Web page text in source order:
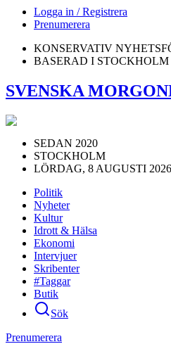
Logga in / Registrera
Prenumerera
KONSERVATIV
BASERAD I STOCKHOLM
SVENSKA
SEDAN 2020
STOCKHOLM
LÖRDAG, 8 AUGUSTI
Politik
Nyheter
Kultur
Idrott & Hälsa
Ekonomi
Intervjuer
Skribenter
#Taggar
Butik
Sök
Prenumerera